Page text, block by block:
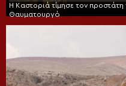
Η Καστοριά τίμησε τον
Θαυματουργό